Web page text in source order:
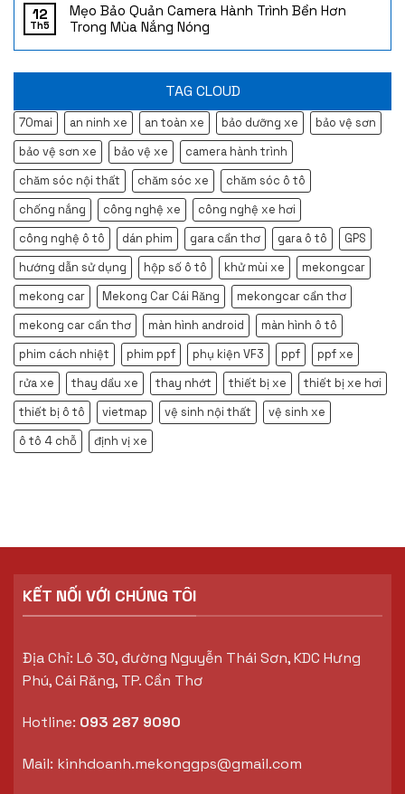
12
Th5
Mẹo Bảo Quản Camera Hành Trình Bền Hơn
Trong Mùa Nắng Nóng
TAG CLOUD
70mai an ninh xe an toàn xe bảo dưỡng xe
bảo vệ sơn
bảo vệ sơn xe
bảo vệ xe
camera hành trình
chăm sóc nội thất
chăm sóc xe
chăm sóc ô tô
chống nắng
công nghệ xe
công nghệ xe hơi
công nghệ ô tô
dán phim gara cần thơ gara ô tô
GPS
hướng dẫn sử dụng
hộp số ô tô khử mùi xe
mekongcar
mekong car
Mekong Car Cái Răng
mekongcar cần thơ
mekong car cần thơ
màn hình android
màn hình ô tô
phim cách nhiệt
phim ppf phụ kiện VF3 ppf
ppf xe
rửa xe
thay dầu xe thay nhớt thiết bị xe
thiết bị xe hơi
thiết bị ô tô
vietmap vệ sinh nội thất
vệ sinh xe
ô tô 4 chỗ
định vị xe
KẾT NỐI VỚI CHÚNG TÔI
Địa Chỉ: Lô 30, đường Nguyễn Thái Sơn, KDC Hưng
Phú, Cái Răng, TP. Cần Thơ
Hotline: 093 287 9090
Mail: kinhdoanh.mekonggps@gmail.com